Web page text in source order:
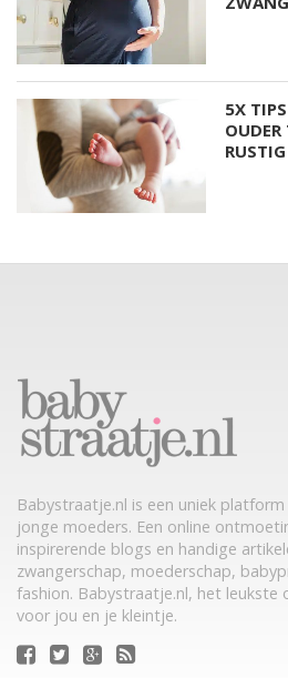
5X
OUDER
Babystraatje.nl is een uniek
jonge moeders. Een online
inspirerende blogs en handige
zwangerschap, moederschap,
fashion. Babystraatje.nl, het leukste
voor jou en je kleintje.